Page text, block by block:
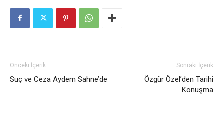
Önceki İçerik
Suç ve Ceza Aydem Sahne’de
Sonraki İçerik
Özgür Özel’den Tarihi
Konuşma